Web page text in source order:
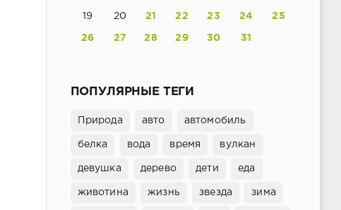
19 20 21 22 23 24 25
26 27 28 29 30 31
ПОПУЛЯРНЫЕ ТЕГИ
Природа авто автомобиль
белка вода время вулкан
девушка дерево дети еда
животина жизнь звезда зима